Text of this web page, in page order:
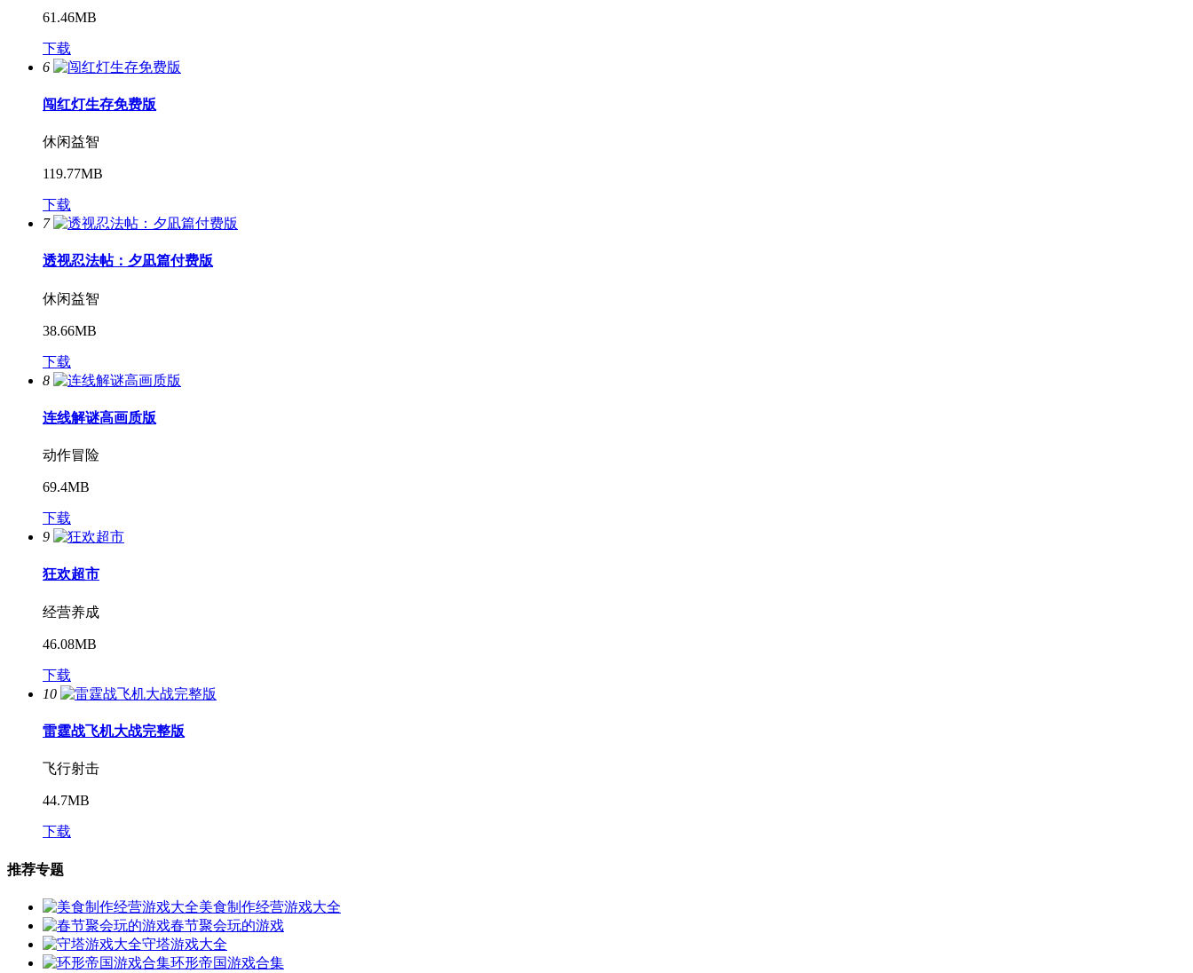
61.46MB
下载
6
闯红灯生存免费版
休闲益智
119.77MB
下载
7
透视忍法帖：夕凪篇付费版
休闲益智
38.66MB
下载
8
连线解谜高画质版
动作冒险
69.4MB
下载
9
狂欢超市
经营养成
46.08MB
下载
10
雷霆战飞机大战完整版
飞行射击
44.7MB
下载
推荐专题
美食制作经营游戏大全
春节聚会玩的游戏
守塔游戏大全
环形帝国游戏合集